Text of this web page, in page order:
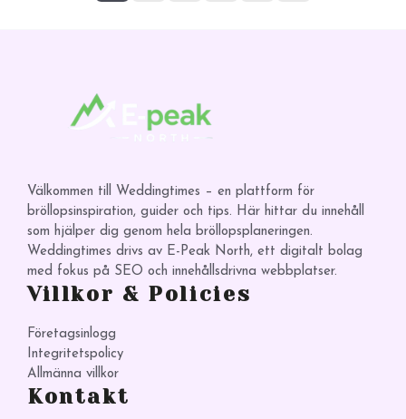
Välkommen till Weddingtimes – en plattform för
bröllopsinspiration, guider och tips. Här hittar du innehåll
som hjälper dig genom hela bröllopsplaneringen.
Weddingtimes drivs av E-Peak North, ett digitalt bolag
med fokus på SEO och innehållsdrivna webbplatser.
Villkor & Policies
Företagsinlogg
Integritetspolicy
Allmänna villkor
Kontakt